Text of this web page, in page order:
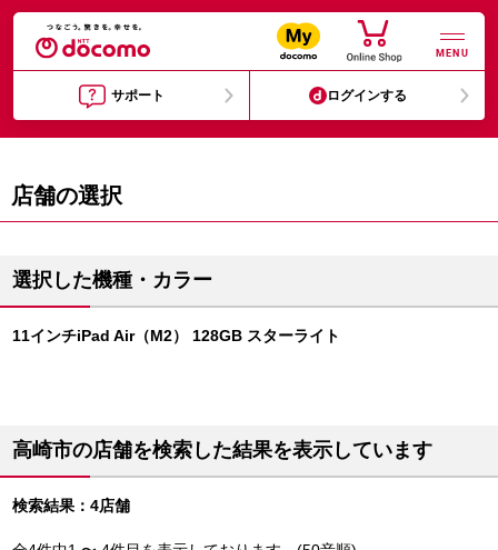
MENU
サポート ログインする
店舗の選択
選択した機種・カラー
11インチiPad Air（M2） 128GB スターライト
高崎市の店舗を検索した結果を表示しています
検索結果：4店舗